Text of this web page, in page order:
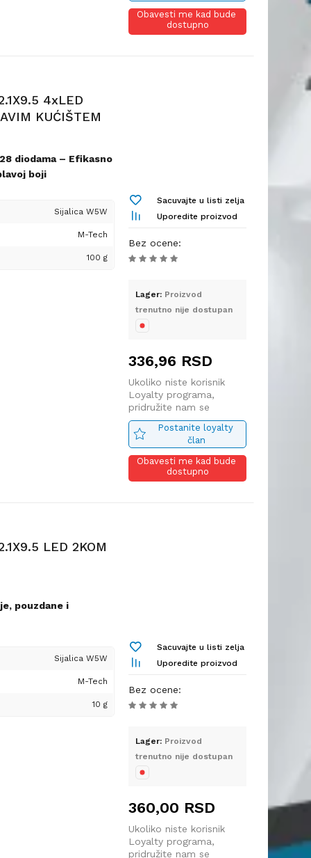
Obavesti me kad bude
dostupno
4xLED
KUĆIŠTEM
diodama – Efikasno
boji
energetski efikasno i
svetlosnim efektom,
izgleda vozila
uključujući:
vidljivost i
– pružaju
unosi moderan i
Sijalica W5W
M-Tech
100 g
Sacuvajte u listi zelja
Uporedite proizvod
Bez ocene:
Lager: Proizvod
trenutno nije dostupan
336,96 RSD
Ukoliko niste korisnik
Loyalty programa,
pridružite nam se
Postanite loyalty
član
Obavesti me kad bude
dostupno
LED 2KOM
pouzdane i
Dizajnirane su
izborom za
estetiku.
Sijalica W5W
M-Tech
10 g
Sacuvajte u listi zelja
Uporedite proizvod
Bez ocene:
Lager: Proizvod
trenutno nije dostupan
360,00 RSD
Ukoliko niste korisnik
Loyalty programa,
pridružite nam se